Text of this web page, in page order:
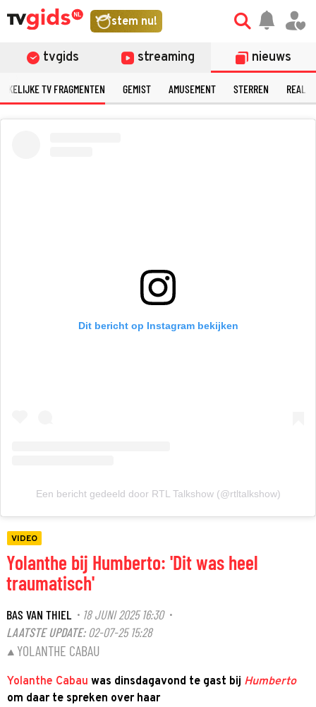
stem nu!
tvgids streaming nieuws
TV FRAGMENTEN GEMIST AMUSEMENT STERREN
Dit bericht op Instagram bekijken
Een bericht gedeeld door RTL Talkshow (@rtltalkshow)
©
VIDEO
Yolanthe bij Humberto: 'Dit was heel
traumatisch'
BAS VAN THIEL· 18 JUNI 2025 16:30·
LAATSTE UPDATE: 02-07-25 15:28
YOLANTHE CABAU
Yolanthe Cabau was dinsdagavond te gast bij Humberto
om daar te spreken over haar